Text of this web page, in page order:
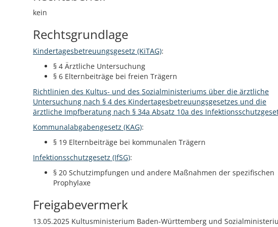
kein
Rechtsgrundlage
Kindertagesbetreuungsgesetz (KiTAG):
§ 4 Ärztliche Untersuchung
§ 6 Elternbeiträge bei freien Trägern
Richtlinien des Kultus- und des Sozialministeriums über die ärztliche
Untersuchung nach § 4 des Kindertagesbetreuungsgesetzes und die
ärztliche Impfberatung nach § 34a Absatz 10a des
Kommunalabgabengesetz (KAG):
§ 19 Elternbeiträge bei kommunalen Trägern
Infektionsschutzgesetz (IfSG):
§ 20 Schutzimpfungen und andere Maßnahmen der spezifischen
Prophylaxe
Freigabevermerk
13.05.2025 Kultusministerium Baden-Württemberg und